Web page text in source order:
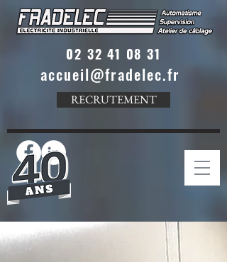
02 32 41 08 31
accueil@fradelec.fr
RECRUTEMENT